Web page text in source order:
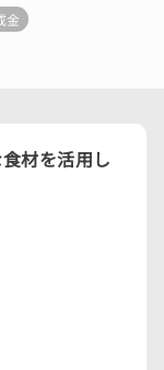
金
材を活用し